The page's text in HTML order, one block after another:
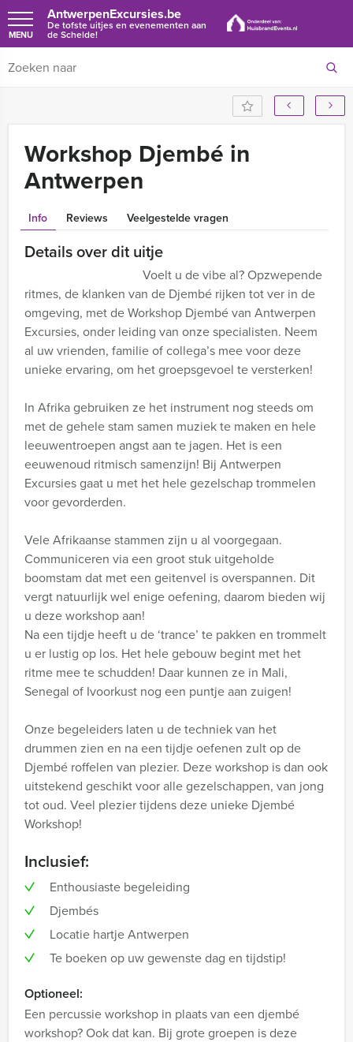
AntwerpenExcursies.be
De tofste uitjes en evenementen aan
de Schelde!
MENU
Workshop Djembé in
Antwerpen
Info Reviews Veelgestelde vragen
Details over dit uitje
Voelt u de vibe al? Opzwepende
ritmes, de klanken van de Djembé rijken tot ver in de
omgeving, met de Workshop Djembé van Antwerpen
Excursies, onder leiding van onze specialisten. Neem
al uw vrienden, familie of collega’s mee voor deze
unieke ervaring, om het groepsgevoel te versterken!
In Afrika gebruiken ze het instrument nog steeds om
met de gehele stam samen muziek te maken en hele
leeuwentroepen angst aan te jagen. Het is een
eeuwenoud ritmisch samenzijn! Bij Antwerpen
Excursies gaat u met het hele gezelschap trommelen
voor gevorderden.
Vele Afrikaanse stammen zijn u al voorgegaan.
Communiceren via een groot stuk uitgeholde
boomstam dat met een geitenvel is overspannen. Dit
vergt natuurlijk wel enige oefening, daarom bieden wij
u deze workshop aan!
Na een tijdje heeft u de ‘trance’ te pakken en trommelt
u er lustig op los. Het hele gebouw begint met het
ritme mee te schudden! Daar kunnen ze in Mali,
Senegal of Ivoorkust nog een puntje aan zuigen!
Onze begeleiders laten u de techniek van het
drummen zien en na een tijdje oefenen zult op de
Djembé roffelen van plezier. Deze workshop is dan ook
uitstekend geschikt voor alle gezelschappen, van jong
tot oud. Veel plezier tijdens deze unieke Djembé
Workshop!
Inclusief:
Enthousiaste begeleiding
Djembés
Locatie hartje Antwerpen
Te boeken op uw gewenste dag en tijdstip!
Optioneel:
Een percussie workshop in plaats van een djembé
workshop? Ook dat kan. Bij grote groepen is deze